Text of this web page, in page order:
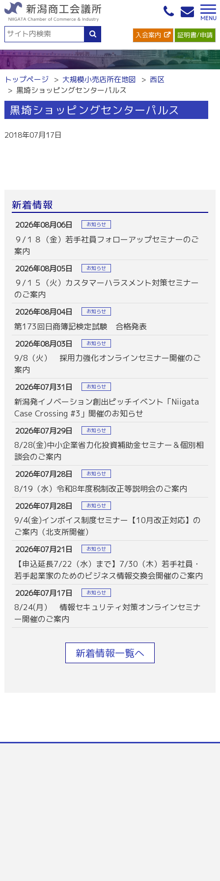
入会案内 証明書/申請
トップページ 大規模小売店所在地図
西区
黒埼ショッピングセンターパルス
黒埼ショッピングセンターパルス
2018年07月17日
新着情報
2026年08月06日 お知らせ
９/１８（金）若手社員フォローアップセミナーのご
案内
2026年08月05日 お知らせ
９/１５（火）カスタマーハラスメント対策セミナー
のご案内
2026年08月04日 お知らせ
第173回日商簿記検定試験 合格発表
2026年08月03日 お知らせ
9/8（火） 採用力強化オンラインセミナー開催のご
案内
2026年07月31日 お知らせ
新潟発イノベーション創出ピッチイベント「Niigata
Case Crossing #3」開催のお知らせ
2026年07月29日 お知らせ
8/28(金)中小企業省力化投資補助金セミナー＆個別相
談会のご案内
2026年07月28日 お知らせ
8/19（水）令和8年度税制改正等説明会のご案内
2026年07月28日 お知らせ
9/4(金)インボイス制度セミナー【10月改正対応】の
ご案内（北支所開催）
2026年07月21日 お知らせ
【申込延長7/22（水）まで】7/30（木）若手社員・
若手起業家のためのビジネス情報交換会開催のご案内
2026年07月17日 お知らせ
8/24(月） 情報セキュリティ対策オンラインセミナ
ー開催のご案内
新着情報一覧へ